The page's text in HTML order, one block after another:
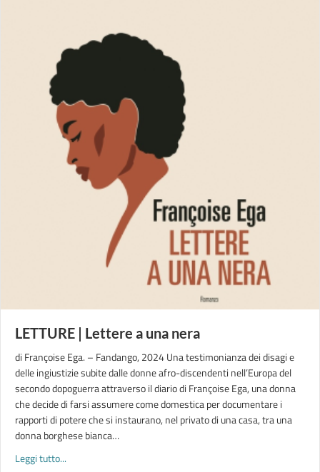
LETTURE | Lettere a una nera
di Françoise Ega. – Fandango, 2024 Una testimonianza dei disagi e
delle ingiustizie subite dalle donne afro-discendenti nell’Europa del
secondo dopoguerra attraverso il diario di Françoise Ega, una donna
che decide di farsi assumere come domestica per documentare i
rapporti di potere che si instaurano, nel privato di una casa, tra una
donna borghese bianca…
Leggi tutto...